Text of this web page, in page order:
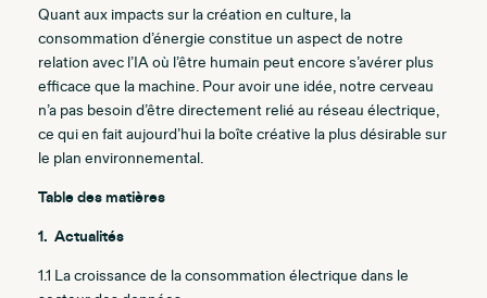
Quant aux impacts sur la création en culture, la
consommation d’énergie constitue un aspect de notre
relation avec l’IA où l’être humain peut encore s’avérer plus
efficace que la machine. Pour avoir une idée, notre cerveau
n’a pas besoin d’être directement relié au réseau électrique,
ce qui en fait aujourd’hui la boîte créative la plus désirable sur
le plan environnemental.
Table des matières
1. Actualités
1.1 La croissance de la consommation électrique dans le